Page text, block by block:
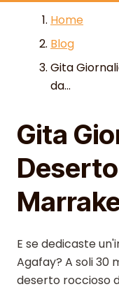
Skip to content
Home
Blog
Gita
da...
Gita
E se dedicaste
Agafay? A soli 30
deserto roccioso